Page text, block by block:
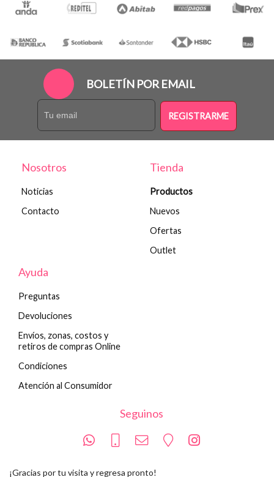
BOLETÍN POR EMAIL
REGISTRARME
Nosotros
Noticias
Contacto
Tienda
Productos
Nuevos
Ofertas
Outlet
Ayuda
Preguntas
Devoluciones
Envíos, zonas, costos y
retiros de compras Online
Condiciones
Atención al Consumidor
Seguinos
¡Gracias por tu visita y regresa pronto!